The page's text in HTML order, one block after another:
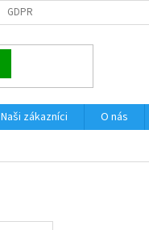
GDPR
Naši zákazníci O nás